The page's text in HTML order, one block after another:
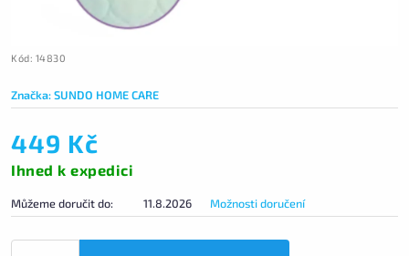
Kód: 14830
Značka:SUNDO HOME CARE
449 Kč
Ihned k expedici
Můžeme doručit do: 11.8.2026 Možnosti doručení